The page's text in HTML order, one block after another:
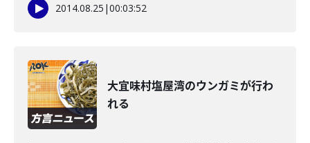
2014.08.25 |00:03:52
大宜味村塩屋湾のウンガミが行わ
れる